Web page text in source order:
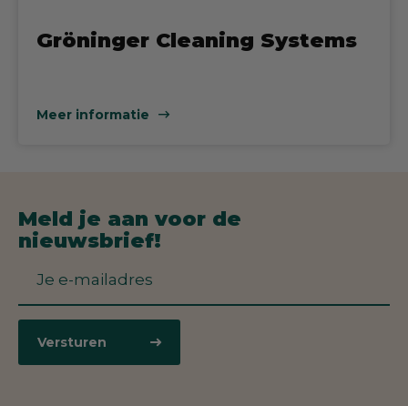
Gröninger Cleaning Systems
Meer informatie
Meld je aan voor de
nieuwsbrief!
Versturen